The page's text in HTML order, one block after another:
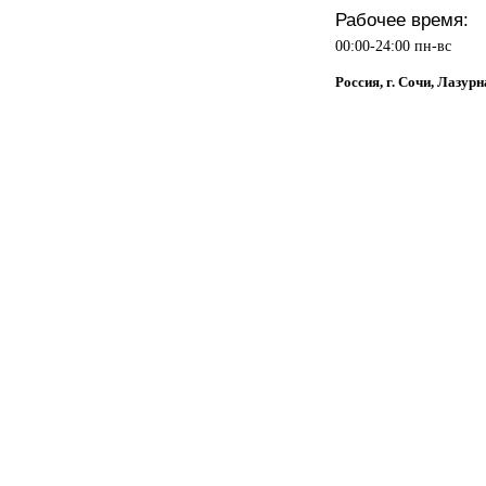
Рабочее время:
00:00-24:00 пн-вс
Россия, г. Сочи,